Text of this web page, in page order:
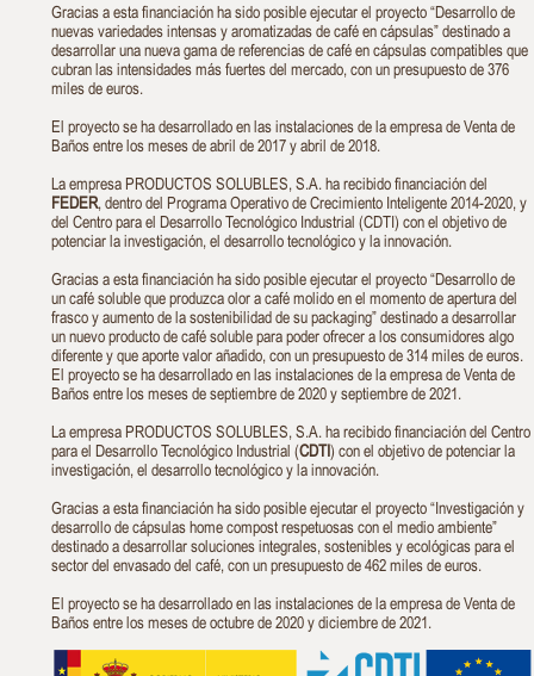
Gracias a esta financiación ha sido posible ejecutar el proyecto “Desarrollo de
nuevas variedades intensas y aromatizadas de café en cápsulas” destinado a
desarrollar una nueva gama de referencias de café en cápsulas compatibles que
cubran las intensidades más fuertes del mercado, con un presupuesto de 376
miles de euros.
El proyecto se ha desarrollado en las instalaciones de la empresa de Venta de
Baños entre los meses de abril de 2017 y abril de 2018.
La empresa PRODUCTOS SOLUBLES, S.A. ha recibido financiación del
FEDER, dentro del Programa Operativo de Crecimiento Inteligente 2014-2020, y
del Centro para el Desarrollo Tecnológico Industrial (CDTI) con el objetivo de
potenciar la investigación, el desarrollo tecnológico y la innovación.
Gracias a esta financiación ha sido posible ejecutar el proyecto “Desarrollo de
un café soluble que produzca olor a café molido en el momento de apertura del
frasco y aumento de la sostenibilidad de su packaging” destinado a desarrollar
un nuevo producto de café soluble para poder ofrecer a los consumidores algo
diferente y que aporte valor añadido, con un presupuesto de 314 miles de euros.
El proyecto se ha desarrollado en las instalaciones de la empresa de Venta de
Baños entre los meses de septiembre de 2020 y septiembre de 2021.
La empresa PRODUCTOS SOLUBLES, S.A. ha recibido financiación del Centro
para el Desarrollo Tecnológico Industrial (CDTI) con el objetivo de potenciar la
investigación, el desarrollo tecnológico y la innovación.
Gracias a esta financiación ha sido posible ejecutar el proyecto “Investigación y
desarrollo de cápsulas home compost respetuosas con el medio ambiente”
destinado a desarrollar soluciones integrales, sostenibles y ecológicas para el
sector del envasado del café, con un presupuesto de 462 miles de euros.
El proyecto se ha desarrollado en las instalaciones de la empresa de Venta de
Baños entre los meses de octubre de 2020 y diciembre de 2021.